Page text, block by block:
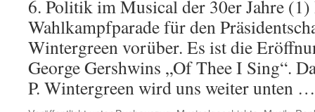
6. Politik im Musical der 30er Jahre
Wahlkampfparade für den
Wintergreen vorüber. Es ist die
George Gershwins „Of Thee I Sing“.
P. Wintergreen wird uns weiter unten